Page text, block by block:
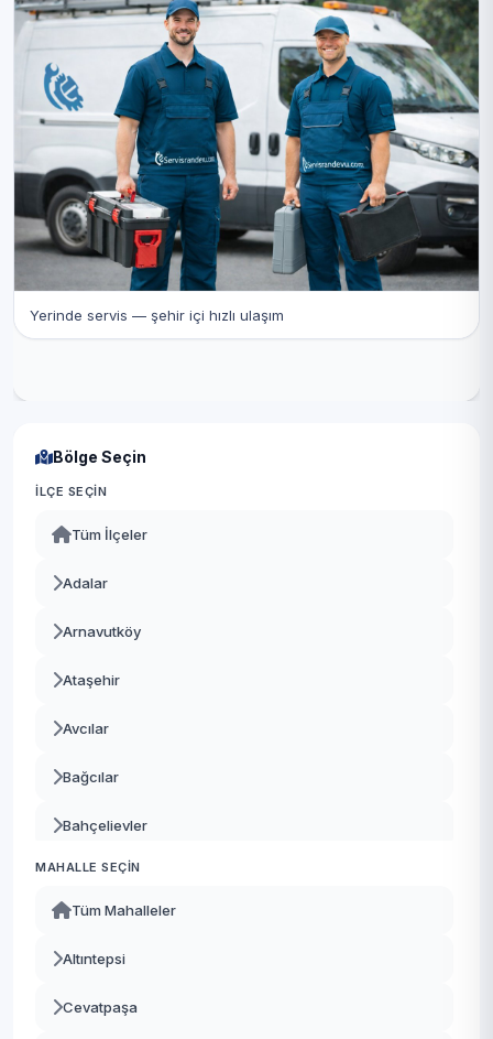
Yerinde servis — şehir içi hızlı ulaşım
Bölge Seçin
İLÇE SEÇIN
Tüm İlçeler
Adalar
Arnavutköy
Ataşehir
Avcılar
Bağcılar
Bahçelievler
Bakırköy
Başakşehir
Bayrampaşa
Beşiktaş
MAHALLE SEÇIN
Tüm Mahalleler
Altıntepsi
Cevatpaşa